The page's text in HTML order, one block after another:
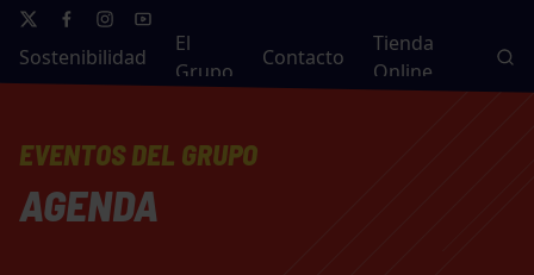
Sostenibilidad
El
Grupo
Contacto
Tienda
Online
EVENTOS DEL GRUPO
AGENDA